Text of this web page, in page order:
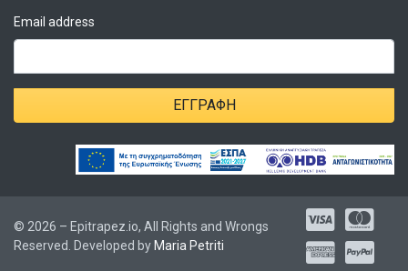
Email address
ΕΓΓΡΑΦΉ
© 2026 – Epitrapez.io, All Rights and Wrongs
Reserved. Developed by Maria Petriti